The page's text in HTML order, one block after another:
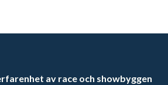
av race och showbyggen